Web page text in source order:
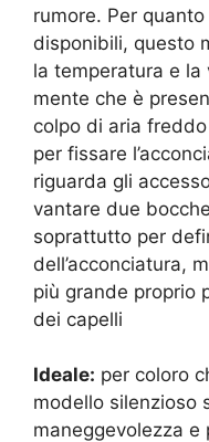
rumore. Per
disponibili, questo
la temperatura e la
mente che è
colpo di aria
per fissare
riguarda gli
vantare due
soprattutto per
dell’acconciatura,
più grande proprio
dei capelli
Ideale: per coloro
modello silenzioso
maneggevolezza e